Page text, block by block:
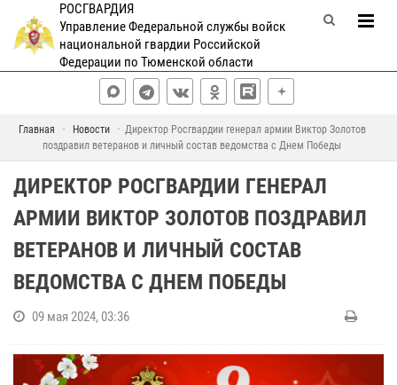
РОСГВАРДИЯ
Управление Федеральной службы войск
национальной гвардии Российской
Федерации по Тюменской области
Главная Новости
Директор Росгвардии генерал армии Виктор Золотов
поздравил ветеранов и личный состав ведомства с Днем Победы
ДИРЕКТОР РОСГВАРДИИ ГЕНЕРАЛ
АРМИИ ВИКТОР ЗОЛОТОВ ПОЗДРАВИЛ
ВЕТЕРАНОВ И ЛИЧНЫЙ СОСТАВ
ВЕДОМСТВА С ДНЕМ ПОБЕДЫ
09 мая 2024, 03:36